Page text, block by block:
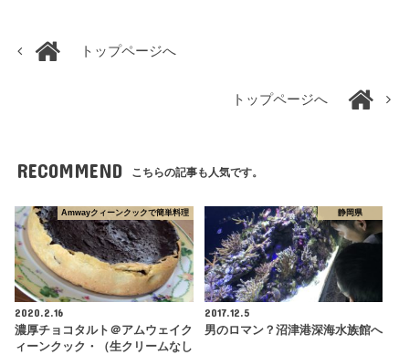
トップページへ
トップページへ
RECOMMEND こちらの記事も人気です。
Amwayクィーンクックで簡単料理
2020.2.16
濃厚チョコタルト＠アムウェイク
ィーンクック・（生クリームなし
静岡県
2017.12.5
男のロマン？沼津港深海水族館へ